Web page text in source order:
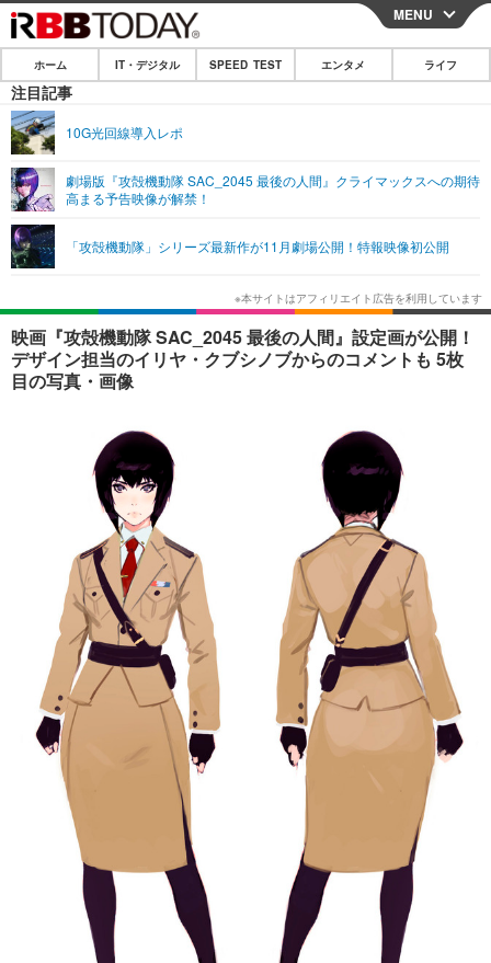
CLOSE
ホーム
IT・デジタル
ネタ
ショッピング その他
SPEED TEST
エンタメ
エンタメTOP 映画・ドラマ
韓国・芸能
音楽 スポーツ
グラビア
ショッピング その他
ライフ
ライフTOP グルメ
ペット ショッピング
その他
リリース一覧
プッシュ通知の停止方法
MENU
ホーム IT・デジタル SPEED TEST エンタメ ライフ
注目記事
10G光回線導入レポ
劇場版『攻殻機動隊 SAC_2045 最後の人間』クライマックスへの期待
高まる予告映像が解禁！
「攻殻機動隊」シリーズ最新作が11月劇場公開！特報映像初公開
映画『攻殻機動隊 SAC_2045 最後の人間』設定画が公開！
デザイン担当のイリヤ・クブシノブからのコメントも 5枚
目の写真・画像